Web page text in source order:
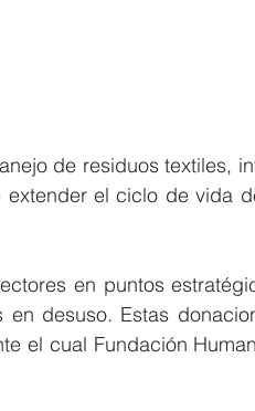
de residuos textiles,
el ciclo de vida
en puntos
desuso. Estas
el cual Fundación